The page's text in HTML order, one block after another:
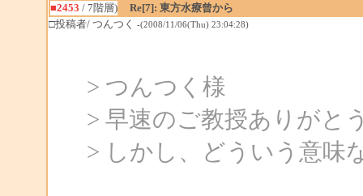
■2453 / 7階層)
Re[7]: 東方水療曾から
□投稿者/ つんつく
-(2008/11/06(Thu) 23:04:28)
> つんつく様
> 早速のご教授ありがと
> しかし、どういう意味